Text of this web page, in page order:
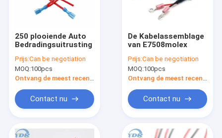
250 plooiende Auto
Bedradingsuitrusting
Prijs:Can be negotiation
MOQ:100pcs
Contact nu
De Kabelassemblage
van E7508molex
Prijs:Can be negotiation
MOQ:100pcs
Contact nu